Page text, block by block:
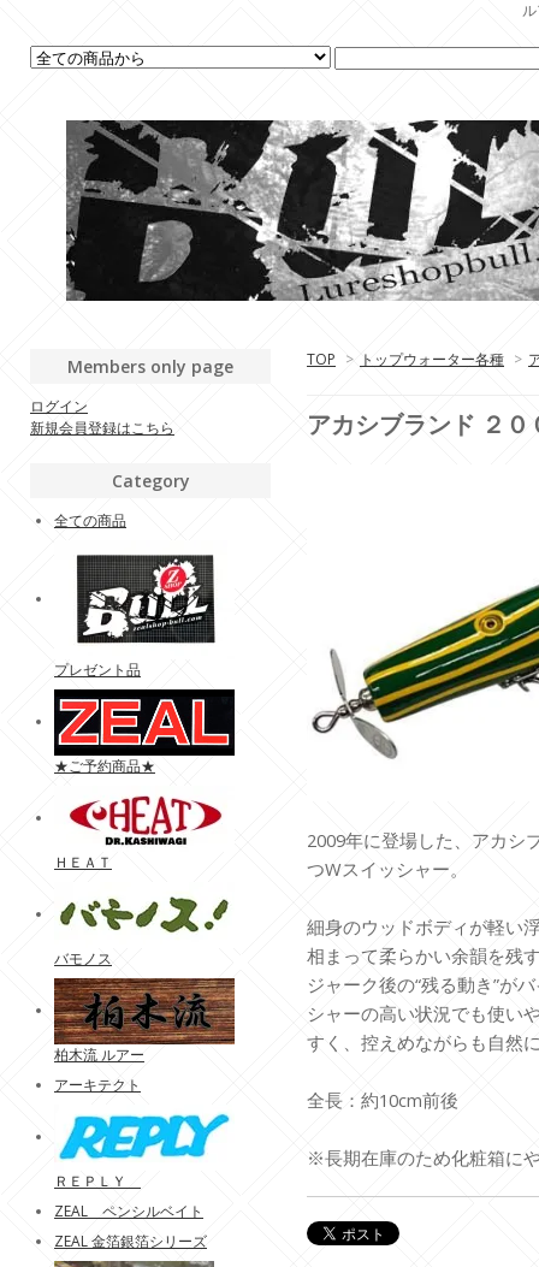
TOP > トップウォーター各種 >
アカシブランド ２
2009年に登場した、アカシ
つWスイッシャー。
細身のウッドボディが軽い
相まって柔らかい余韻を残
ジャーク後の“残る動き”が
シャーの高い状況でも使い
すく、控えめながらも自然
全長：約10cm前後
※長期在庫のため化粧箱に
Members only page
ログイン
新規会員登録はこちら
Category
全ての商品
プレゼント品
★ご予約商品★
ＨＥＡＴ
バモノス
柏木流 ルアー
アーキテクト
ＲＥＰＬＹ
ZEAL ペンシルベイト
ZEAL 金箔銀箔シリーズ